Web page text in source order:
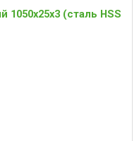
(сталь HSS